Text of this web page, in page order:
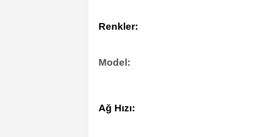
Renkler:
Model:
Ağ Hızı: